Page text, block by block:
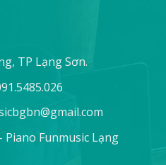
TP Lạng Sơn.
Piano Funmusic Lạng